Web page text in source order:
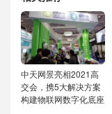
中天网景亮相2021高
交会，携5大解决方案
构建物联网数字化底座